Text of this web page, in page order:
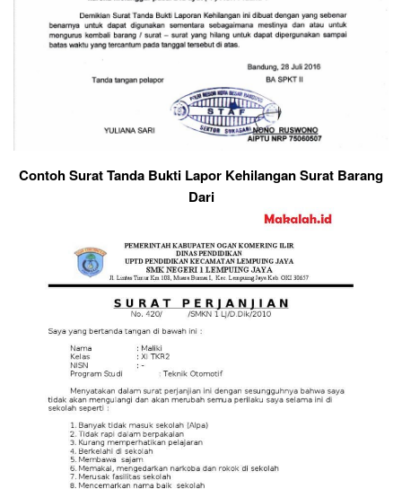
Contoh Surat Tanda Bukti Lapor Kehilangan Surat Barang
Dari